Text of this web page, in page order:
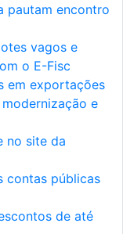
pautam encontro
vagos e
o E-Fisc
em exportações
e
no site da
contas públicas
de até